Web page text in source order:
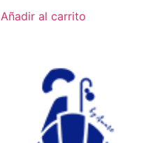
Añadir al carrito